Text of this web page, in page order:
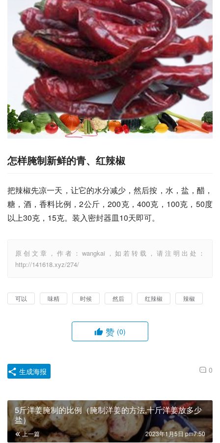
怎样腌制新鲜的青、红辣椒
把辣椒先凉一天，让它的水分减少，然后按，水，盐，醋，
糖，酒，香料比例，2公斤，200克，400克，100克，50度
以上30克，15克。装入密封器皿10天即可。
原创文章，作者：wangkai，如若转载，请注明出处：
http://141618.xyz/274/
可以 味精 时候 然后 红辣椒 辣椒
赞 (0)
0
生成海报
5斤洋姜腌制的比例（腌制洋姜的方法,十斤洋姜放多少
盐）
上一篇 2023年1月5日 pm7:50